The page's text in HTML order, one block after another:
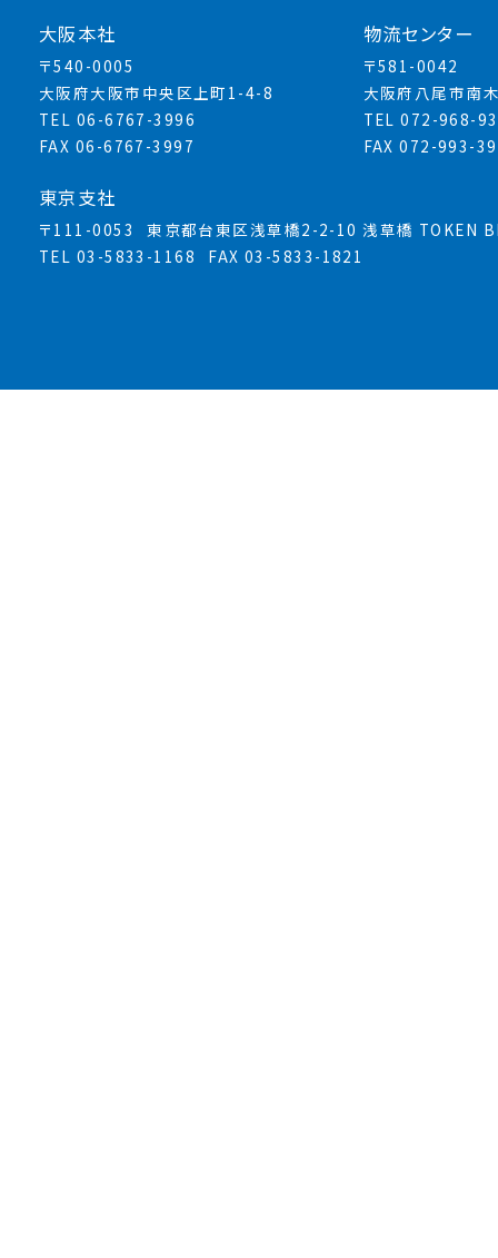
大阪本社
〒540-0005
大阪府大阪市中央区上町1-4-8
TEL 06-6767-3996
FAX 06-6767-3997
物流センター
〒581-0042
大阪府八尾市南
TEL 072-968-
FAX 072-993-
東京支社
〒111-0053
東京都台東区浅草橋2-2-10 浅草橋 TOKEN
TEL 03-5833-1168
FAX 03-5833-1821